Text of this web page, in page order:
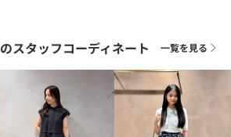
のスタッフコーディネート 一覧を見る